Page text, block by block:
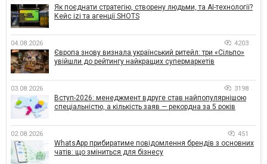
Як поєднати стратегію, створену людьми, та AI-технології?
Кейс izi та агенції SHOTS
04.08.2026 4203
Європа знову визнала український ритейл: три «Сільпо»
увійшли до рейтингу найкращих супермаркетів
03.08.2026 3198
Вступ-2026: менеджмент вдруге став найпопулярнішою
спеціальністю, а кількість заяв — рекордна за 5 років
02.08.2026 451
WhatsApp прибиратиме повідомлення брендів з основних
чатів: що зміниться для бізнесу